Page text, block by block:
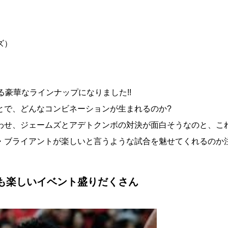
豪華なラインナップになりました!!
、どんなコンビネーションが生まれるのか?
、ジェームズとアデトクンボの対決が面白そうなのと、こ
ライアントが楽しいと言うような試合を魅せてくれるのか
楽しいイベント盛りだくさん